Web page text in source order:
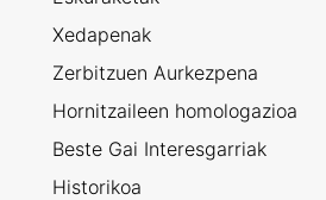
Xedapenak
Zerbitzuen Aurkezpena
Hornitzaileen homologazioa
Beste Gai Interesgarriak
Historikoa